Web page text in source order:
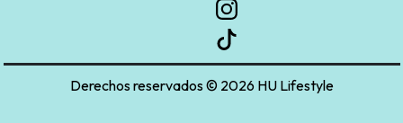
Derechos reservados © 2026 HU Lifestyle